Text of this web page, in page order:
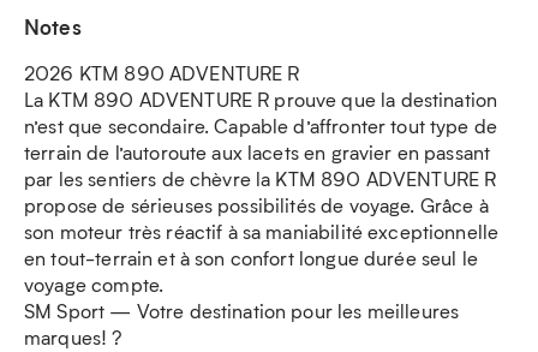
Notes
2026 KTM 890 ADVENTURE R
La KTM 890 ADVENTURE R prouve que la destination
n’est que secondaire. Capable d’affronter tout type de
terrain de l’autoroute aux lacets en gravier en passant
par les sentiers de chèvre la KTM 890 ADVENTURE R
propose de sérieuses possibilités de voyage. Grâce à
son moteur très réactif à sa maniabilité exceptionnelle
en tout-terrain et à son confort longue durée seul le
voyage compte.
SM Sport — Votre destination pour les meilleures
marques! ?